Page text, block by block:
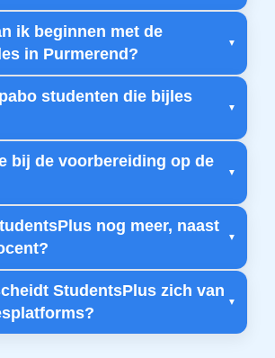
ik beginnen met de
in Purmerend?
studenten die bijles
bij de voorbereiding op de
nog meer, naast
StudentsPlus zich van